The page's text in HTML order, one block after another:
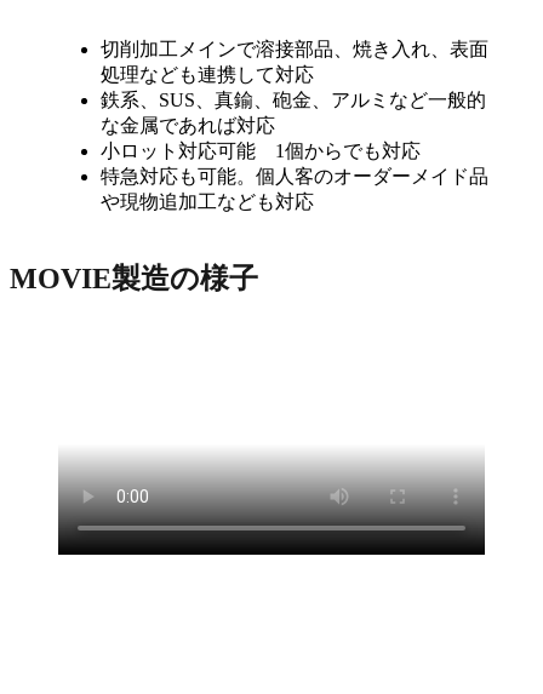
切削加工メインで溶接部品、焼き入れ、表面
処理なども連携して対応
鉄系、SUS、真鍮、砲金、アルミなど一般的
な金属であれば対応
小ロット対応可能 1個からでも対応
特急対応も可能。個人客のオーダーメイド品
や現物追加工なども対応
MOVIE製造の様子